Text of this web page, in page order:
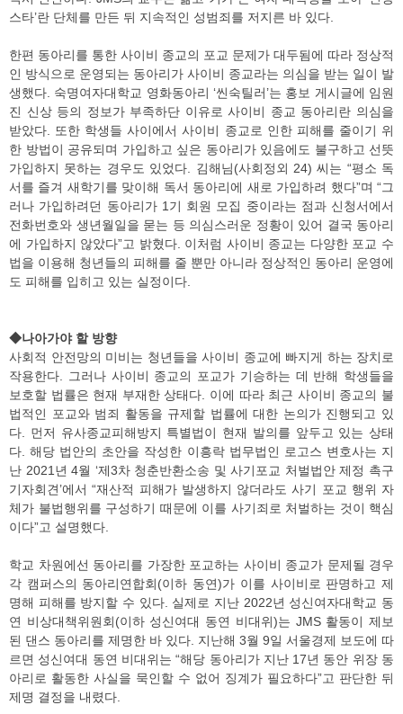
스타’란 단체를 만든 뒤 지속적인 성범죄를 저지른 바 있다.
한편 동아리를 통한 사이비 종교의 포교 문제가 대두됨에 따라 정상적
인 방식으로 운영되는 동아리가 사이비 종교라는 의심을 받는 일이 발
생했다. 숙명여자대학교 영화동아리 ‘씬숙틸러’는 홍보 게시글에 임원
진 신상 등의 정보가 부족하단 이유로 사이비 종교 동아리란 의심을
받았다. 또한 학생들 사이에서 사이비 종교로 인한 피해를 줄이기 위
한 방법이 공유되며 가입하고 싶은 동아리가 있음에도 불구하고 선뜻
가입하지 못하는 경우도 있었다. 김해님(사회정외 24) 씨는 “평소 독
서를 즐겨 새학기를 맞이해 독서 동아리에 새로 가입하려 했다”며 “그
러나 가입하려던 동아리가 1기 회원 모집 중이라는 점과 신청서에서
전화번호와 생년월일을 묻는 등 의심스러운 정황이 있어 결국 동아리
에 가입하지 않았다”고 밝혔다. 이처럼 사이비 종교는 다양한 포교 수
법을 이용해 청년들의 피해를 줄 뿐만 아니라 정상적인 동아리 운영에
도 피해를 입히고 있는 실정이다.
◆나아가야 할 방향
사회적 안전망의 미비는 청년들을 사이비 종교에 빠지게 하는 장치로
작용한다. 그러나 사이비 종교의 포교가 기승하는 데 반해 학생들을
보호할 법률은 현재 부재한 상태다. 이에 따라 최근 사이비 종교의 불
법적인 포교와 범죄 활동을 규제할 법률에 대한 논의가 진행되고 있
다. 먼저 유사종교피해방지 특별법이 현재 발의를 앞두고 있는 상태
다. 해당 법안의 초안을 작성한 이흥락 법무법인 로고스 변호사는 지
난 2021년 4월 ‘제3차 청춘반환소송 및 사기포교 처벌법안 제정 촉구
기자회견’에서 “재산적 피해가 발생하지 않더라도 사기 포교 행위 자
체가 불법행위를 구성하기 때문에 이를 사기죄로 처벌하는 것이 핵심
이다”고 설명했다.
학교 차원에선 동아리를 가장한 포교하는 사이비 종교가 문제될 경우
각 캠퍼스의 동아리연합회(이하 동연)가 이를 사이비로 판명하고 제
명해 피해를 방지할 수 있다. 실제로 지난 2022년 성신여자대학교 동
연 비상대책위원회(이하 성신여대 동연 비대위)는 JMS 활동이 제보
된 댄스 동아리를 제명한 바 있다. 지난해 3월 9일 서울경제 보도에 따
르면 성신여대 동연 비대위는 “해당 동아리가 지난 17년 동안 위장 동
아리로 활동한 사실을 묵인할 수 없어 징계가 필요하다”고 판단한 뒤
제명 결정을 내렸다.